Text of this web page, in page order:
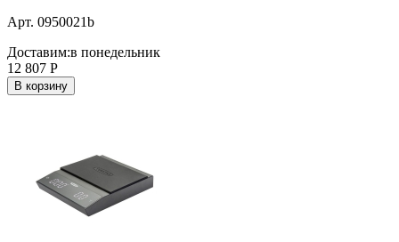
Арт. 0950021b
Доставим:в понедельник
12 807 Р
В корзину